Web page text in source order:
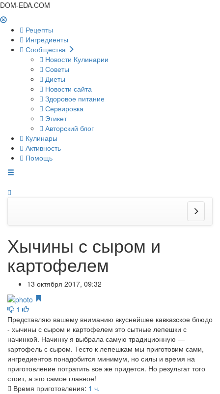
DOM-EDA.COM
Рецепты
Ингредиенты
Сообщества
Новости Кулинарии
Советы
Диеты
Новости сайта
Здоровое питание
Сервировка
Этикет
Авторский блог
Кулинары
Активность
Помощь
Хычины с сыром и
картофелем
13 октября 2017, 09:32
1
Представляю вашему вниманию вкуснейшее кавказское блюдо
- хычины с сыром и картофелем это сытные лепешки с
начинкой. Начинку я выбрала самую традиционную —
картофель с сыром. Тесто к лепешкам мы приготовим сами,
ингредиентов понадобится минимум, но силы и время на
приготовление потратить все же придется. Но результат того
стоит, а это самое главное!
Время приготовления: 1 ч.